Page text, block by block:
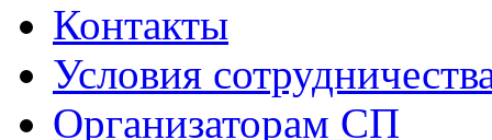
Контакты
Условия
Организаторам СП